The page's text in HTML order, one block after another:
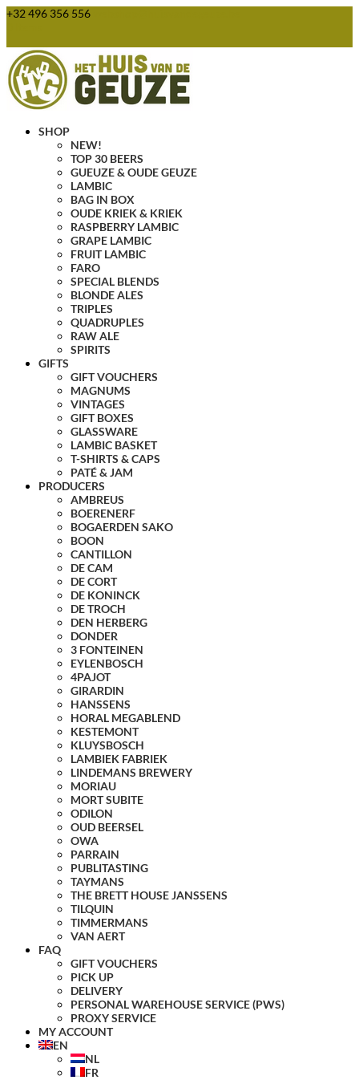
+32 496 356 556
SHOP
NEW!
TOP 30 BEERS
GUEUZE & OUDE GEUZE
LAMBIC
BAG IN BOX
OUDE KRIEK & KRIEK
RASPBERRY LAMBIC
GRAPE LAMBIC
FRUIT LAMBIC
FARO
SPECIAL BLENDS
BLONDE ALES
TRIPLES
QUADRUPLES
RAW ALE
SPIRITS
GIFTS
GIFT VOUCHERS
MAGNUMS
VINTAGES
GIFT BOXES
GLASSWARE
LAMBIC BASKET
T-SHIRTS & CAPS
PATÉ & JAM
PRODUCERS
AMBREUS
BOERENERF
BOGAERDEN SAKO
BOON
CANTILLON
DE CAM
DE CORT
DE KONINCK
DE TROCH
DEN HERBERG
DONDER
3 FONTEINEN
EYLENBOSCH
4PAJOT
GIRARDIN
HANSSENS
HORAL MEGABLEND
KESTEMONT
KLUYSBOSCH
LAMBIEK FABRIEK
LINDEMANS BREWERY
MORIAU
MORT SUBITE
ODILON
OUD BEERSEL
OWA
PARRAIN
PUBLITASTING
TAYMANS
THE BRETT HOUSE JANSSENS
TILQUIN
TIMMERMANS
VAN AERT
FAQ
GIFT VOUCHERS
PICK UP
DELIVERY
PERSONAL WAREHOUSE SERVICE (PWS)
PROXY SERVICE
MY ACCOUNT
EN
NL
FR